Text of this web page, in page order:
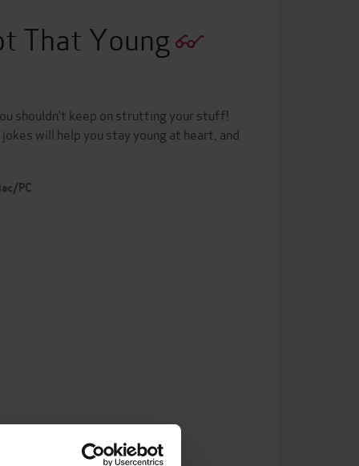
That Young
shouldn’t keep on strutting your stuff!
will help you stay young at heart, and
PC